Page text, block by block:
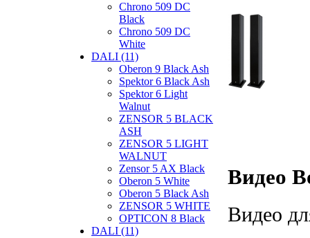
Chrono 509 DC
Black
Chrono 509 DC
White
DALI (11)
Oberon 9 Black Ash
Spektor 6 Black Ash
Spektor 6 Light
Walnut
ZENSOR 5 BLACK
ASH
ZENSOR 5 LIGHT
WALNUT
Zensor 5 AX Black
Oberon 5 White
Oberon 5 Black Ash
ZENSOR 5 WHITE
OPTICON 8 Black
DALI (11)
Видео
Видео